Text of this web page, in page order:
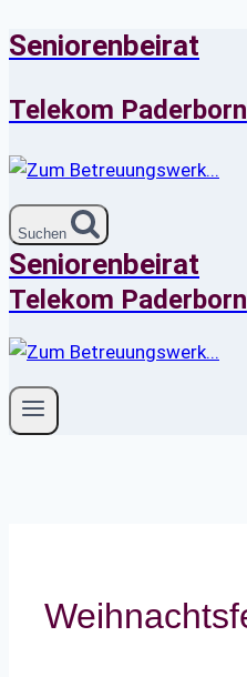
Zum
springen
Seniorenbeirat
Telekom Paderborn
Suchen
Seniorenbeirat
Telekom Paderborn